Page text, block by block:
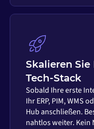
Skalieren
Tech-Stack
Sobald Ihre erste
Ihr ERP, PIM, WMS
Hub anschließen.
nahtlos weiter. Kein